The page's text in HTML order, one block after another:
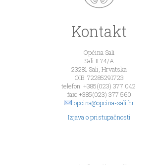
Kontakt
Općina Sali
Sali II 74/A
23281 Sali, Hrvatska
OIB: 72285291723
telefon: +385(023) 377 042
fax: +385(023) 377 560
opcina@opcina-sali.hr
Izjava o pristupačnosti